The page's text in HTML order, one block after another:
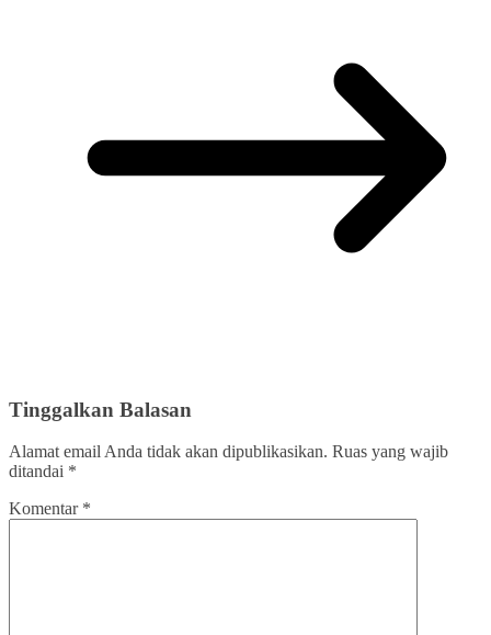
Tinggalkan Balasan
Alamat email Anda tidak akan dipublikasikan. Ruas yang wajib
ditandai *
Komentar *